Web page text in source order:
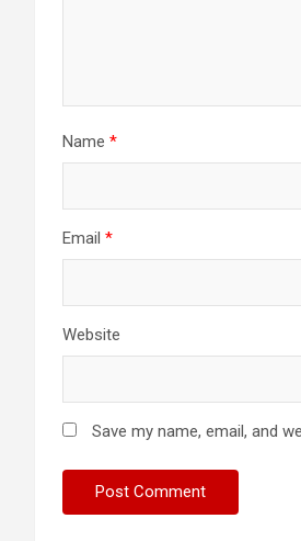
Name *
Email *
Website
Save my name, email, and